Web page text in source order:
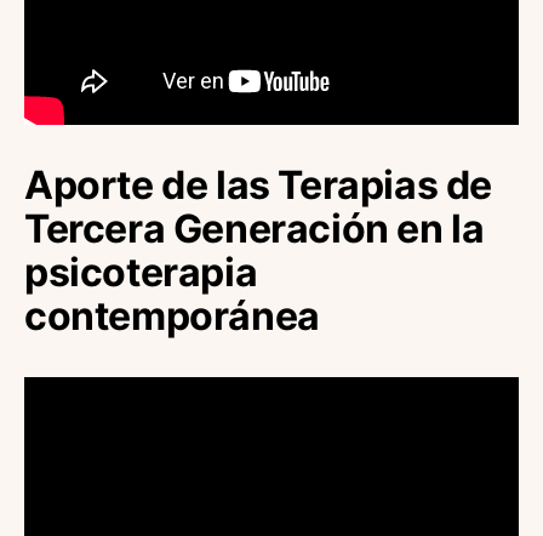
Aporte de las Terapias de
Tercera Generación en la
psicoterapia
contemporánea